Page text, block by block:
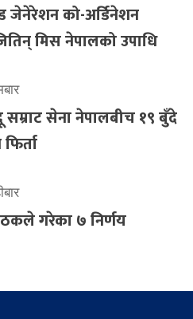
को-अर्डिनेशन
मिस नेपालको उपाधि
सम्राट सेना नेपालबीच १९ बुँदे
गरेका ७ निर्णय